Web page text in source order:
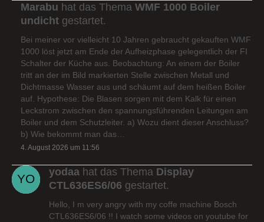
Marabu hat das Thema WMF 1000 Boiler
undicht gestartet.
Bei meiner vor vielleicht 10 Jahren gebraucht gekauften WMF
1000 löst jetzt am Ende der Aufheizphase gelegentlich der FI
Schalter der Küche aus. Beobachtung: An einem der Boiler
tritt an der im Bild markierten Stelle zwischen Metall und
Dichtmasse Wasser aus und schäumt auf dem heißen Boiler
auf. Hypothese: Die Blasen sorgen mit dem Kalk für einen
Leckstrom zwischen den spannungsführenden Leitungen am
Boiler und dem Schutzleiter. a) Wozu dient dieser Anschluss?
b) Wie bekommt man das…
4. August 2026 um 11:56
yodaa hat das Thema Display
CTL636ES6/06 gestartet.
Hello, I m very angry with my coffe machine Bosch
CTL636ES6/06 !! I watch some videos on youtube for